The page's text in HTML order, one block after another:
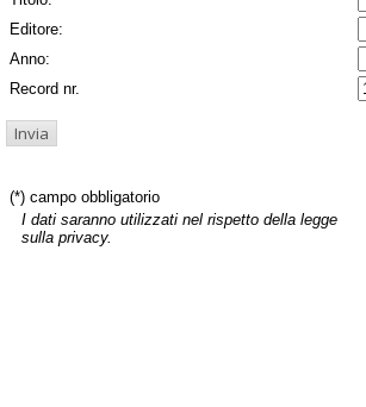
Editore:
Anno:
Record nr.
(*) campo obbligatorio
I dati saranno utilizzati nel rispetto della legge
sulla privacy.